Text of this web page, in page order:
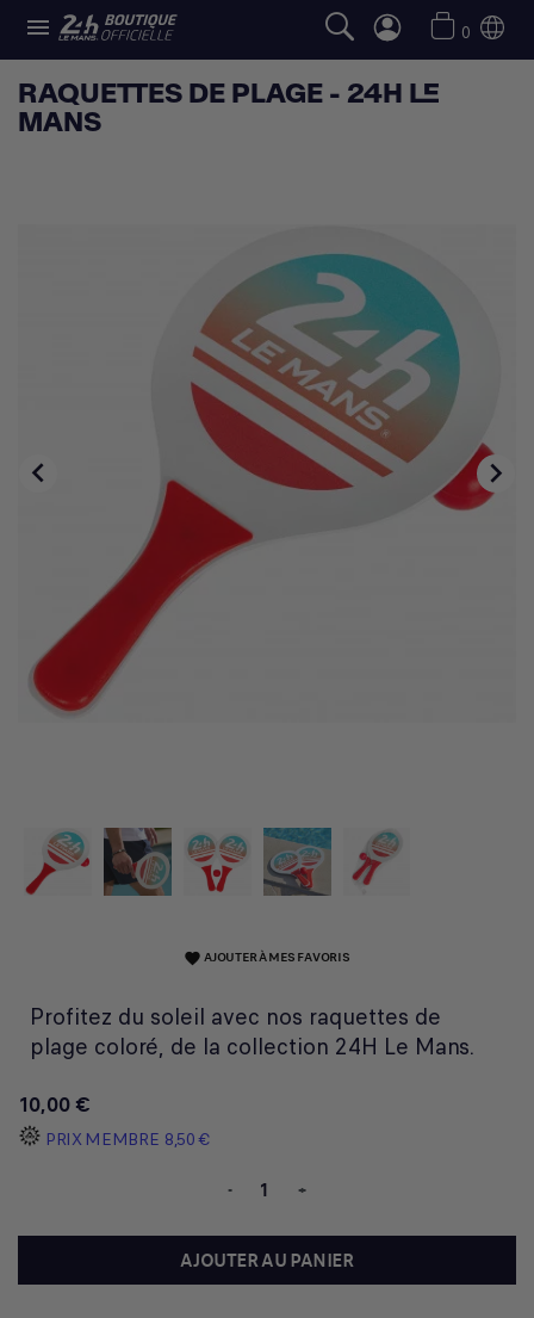
 0
RAQUETTES DE PLAGE - 24H LE
MANS
 
favorite AJOUTER À MES FAVORIS
Profitez du soleil avec nos raquettes de
plage coloré, de la collection 24H Le Mans.
10,00 €
PRIX MEMBRE 8,50 €
- +
AJOUTER AU PANIER